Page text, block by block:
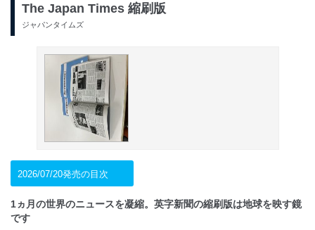
The Japan Times 縮刷版
ジャパンタイムズ
2026/07/20発売の目次
1ヵ月の世界のニュースを凝縮。英字新聞の縮刷版は地球を映す鏡
です